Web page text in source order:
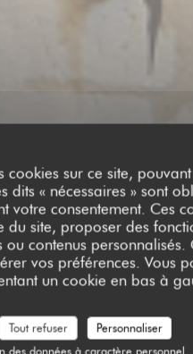
cookies sur ce site,
dits « nécessaires » sont
votre consentement. Ces
site, proposer des
contenus personnalisés.
vos préférences. Vous
un cookie en bas à
Tout refuser
Personnaliser
des données à caractère personnel
|TURQUANT